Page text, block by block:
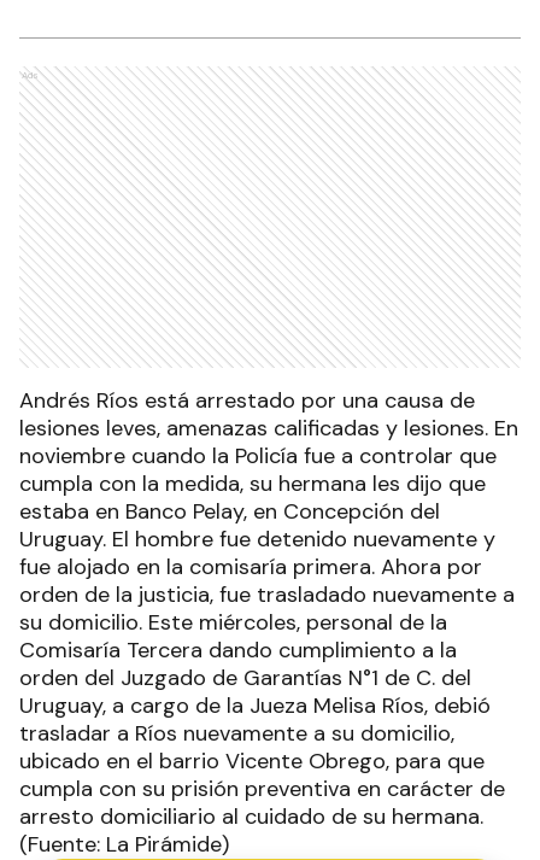
Ads
Andrés Ríos está arrestado por una causa de
lesiones leves, amenazas calificadas y lesiones. En
noviembre cuando la Policía fue a controlar que
cumpla con la medida, su hermana les dijo que
estaba en Banco Pelay, en Concepción del
Uruguay. El hombre fue detenido nuevamente y
fue alojado en la comisaría primera. Ahora por
orden de la justicia, fue trasladado nuevamente a
su domicilio. Este miércoles, personal de la
Comisaría Tercera dando cumplimiento a la
orden del Juzgado de Garantías N°1 de C. del
Uruguay, a cargo de la Jueza Melisa Ríos, debió
trasladar a Ríos nuevamente a su domicilio,
ubicado en el barrio Vicente Obrego, para que
cumpla con su prisión preventiva en carácter de
arresto domiciliario al cuidado de su hermana.
(Fuente: La Pirámide)